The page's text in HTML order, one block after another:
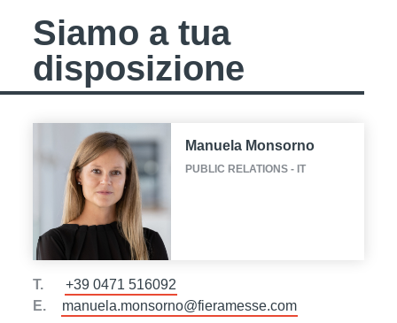
Siamo a tua
disposizione
Manuela Monsorno
PUBLIC RELATIONS - IT
T.
+39 0471 516092
E.
manuela.monsorno@fieramesse.com